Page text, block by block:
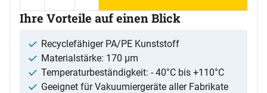
Ihre Vorteile auf einen Blick
Recyclefähiger PA/PE Kunststoff
Materialstärke: 170 µm
Temperaturbeständigkeit: - 40°C bis +110°C
Geeignet für Vakuumiergeräte aller Fabrikate